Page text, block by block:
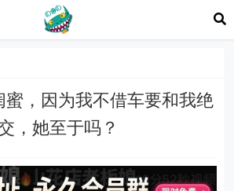
蜜，因为我不借车要和我绝
，她至于吗？